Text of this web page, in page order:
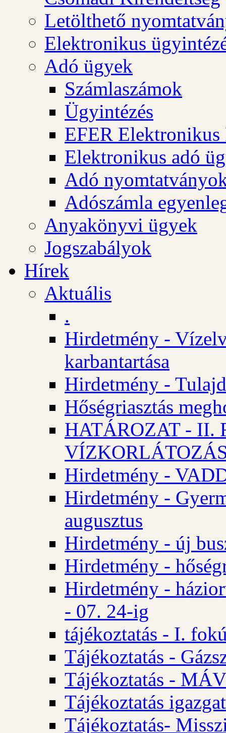
Letölthető
Elektronikus
Adó ügyek
Számlaszámok
Ügyintézés
EFER Elektronikus
Elektronikus adó
Adó
Adószámla
Anyakönyvi ügyek
Jogszabályok
Hírek
Aktuális
.
Hirdetmény -
karbantartása
Hirdetmény -
Hőségriasztás
HATÁROZAT - II.
Hirdetmény -
Hirdetmény -
augusztus
Hirdetmény - új
Hirdetmény -
Hirdetmény -
- 07. 24-ig
tájékoztatás - I.
Tájékoztatás -
Tájékoztatás -
Tájékoztatás
Tájékoztatás-